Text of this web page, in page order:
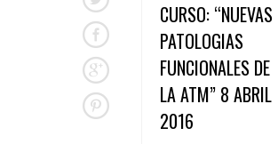
CURSO: “NUEVAS
PATOLOGIAS
FUNCIONALES DE
LA ATM” 8 ABRIL
2016